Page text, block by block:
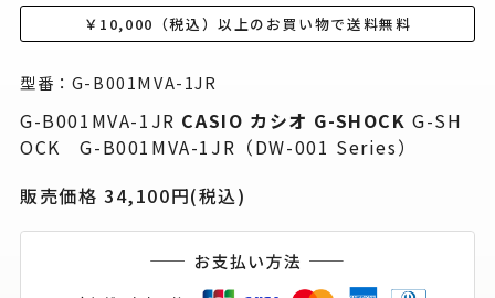
￥10,000（税込）以上のお買い物で送料無料
型番：G-B001MVA-1JR
G-B001MVA-1JR CASIO カシオ G-SHOCKG-SH
OCK G-B001MVA-1JR（DW-001 Series）
販売価格 34,100円(税込)